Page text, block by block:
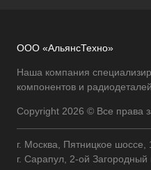
ООО «АльянсТехно»
Наша компания
компонентов и
Copyright 2026 © Все права
г. Москва, Пятницкое шоссе,
г. Сарапул, 2-ой Загородный